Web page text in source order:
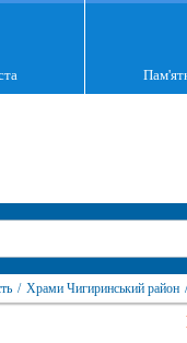
/ Храми Чигиринський район /